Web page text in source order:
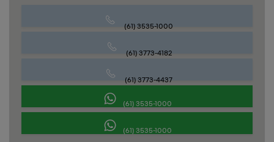
(61) 3535-1000
(61) 3773-4182
(61) 3773-4437
(61) 3535-1000
(61) 3535-1000